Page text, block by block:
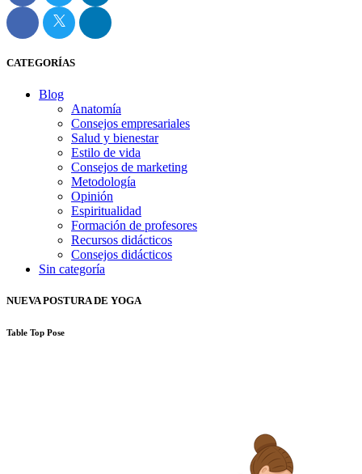
CATEGORÍAS
Blog
Anatomía
Consejos empresariales
Salud y bienestar
Estilo de vida
Consejos de marketing
Metodología
Opinión
Espiritualidad
Formación de profesores
Recursos didácticos
Consejos didácticos
Sin categoría
NUEVA POSTURA DE YOGA
Table Top Pose